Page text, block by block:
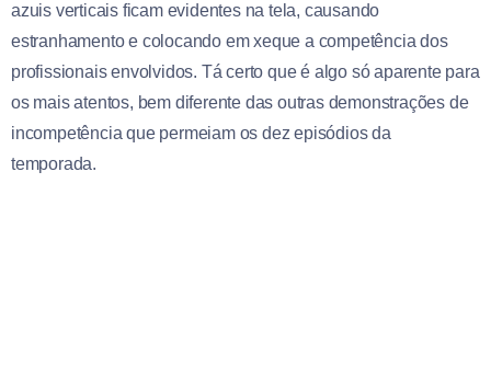
azuis verticais ficam evidentes na tela, causando
estranhamento e colocando em xeque a competência dos
profissionais envolvidos. Tá certo que é algo só aparente para
os mais atentos, bem diferente das outras demonstrações de
incompetência que permeiam os dez episódios da
temporada.